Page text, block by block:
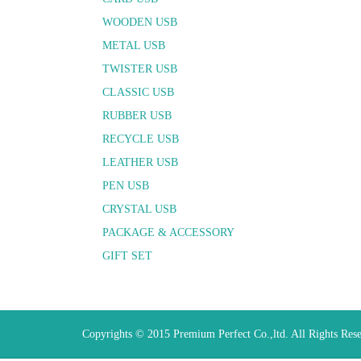
WOODEN USB
METAL USB
TWISTER USB
CLASSIC USB
RUBBER USB
RECYCLE USB
LEATHER USB
PEN USB
CRYSTAL USB
PACKAGE & ACCESSORY
GIFT SET
Copyrights © 2015 Premium Perfect Co.,ltd. All Rights